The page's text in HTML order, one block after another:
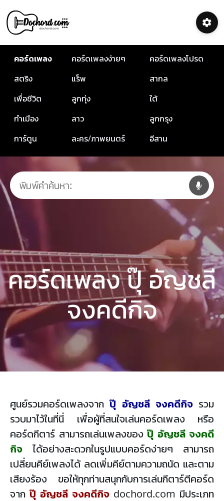
คอร์ดเพลง คอร์ดเพลงง่ายๆ
คอร์ดเพลงโปรด
สตริง
แร็พ
สากล
เพื่อชีวิต
ลูกทุ่ง
ใต้
กำเมือง
ลาว
ลูกกรุง
การ์ตูน
ละคร/ภาพยนตร์ อีสาน
คอร์ดเพลง ปุ๊ อัญชลี
จงคดีกิจ
ศูนย์รวมคอร์ดเพลงจากปุ๊ อัญชลี จงคดีกิจรวม
รวบมาไว้ในที่นี่ เพื่อผู้ที่สนใจเล่นคอร์ดเพลง หรือ
คอร์ดกีตาร์ สามารถเล่นเพลงของ ปุ๊ อัญชลี จงคดี
กิจ ได้อย่างสะดวกในรูปแบบคอร์ดง่ายๆ สามารถ
เปลี่ยนคีย์เพลงได้ ลดเพิ่มคีย์ตามความถนัด และตาม
เสียงร้อง ขอให้ทุกท่านสนุกกับการเล่นกีตาร์ตีคอร์ด
จาก ปุ๊ อัญชลี จงคดีกิจ dochord.com มีประเภท